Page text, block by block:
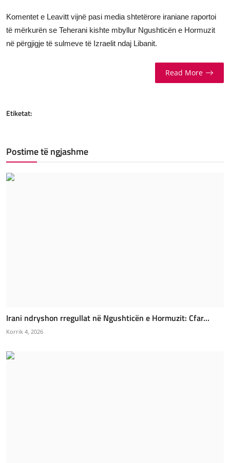
Komentet e Leavitt vijnë pasi media shtetërore iraniane raportoi
të mërkurën se Teherani kishte mbyllur Ngushticën e Hormuzit
në përgjigje të sulmeve të Izraelit ndaj Libanit.
Read More
Etiketat:
Postime të ngjashme
Irani ndryshon rregullat në Ngushticën e Hormuzit: Cfar...
Korrik 4, 2026